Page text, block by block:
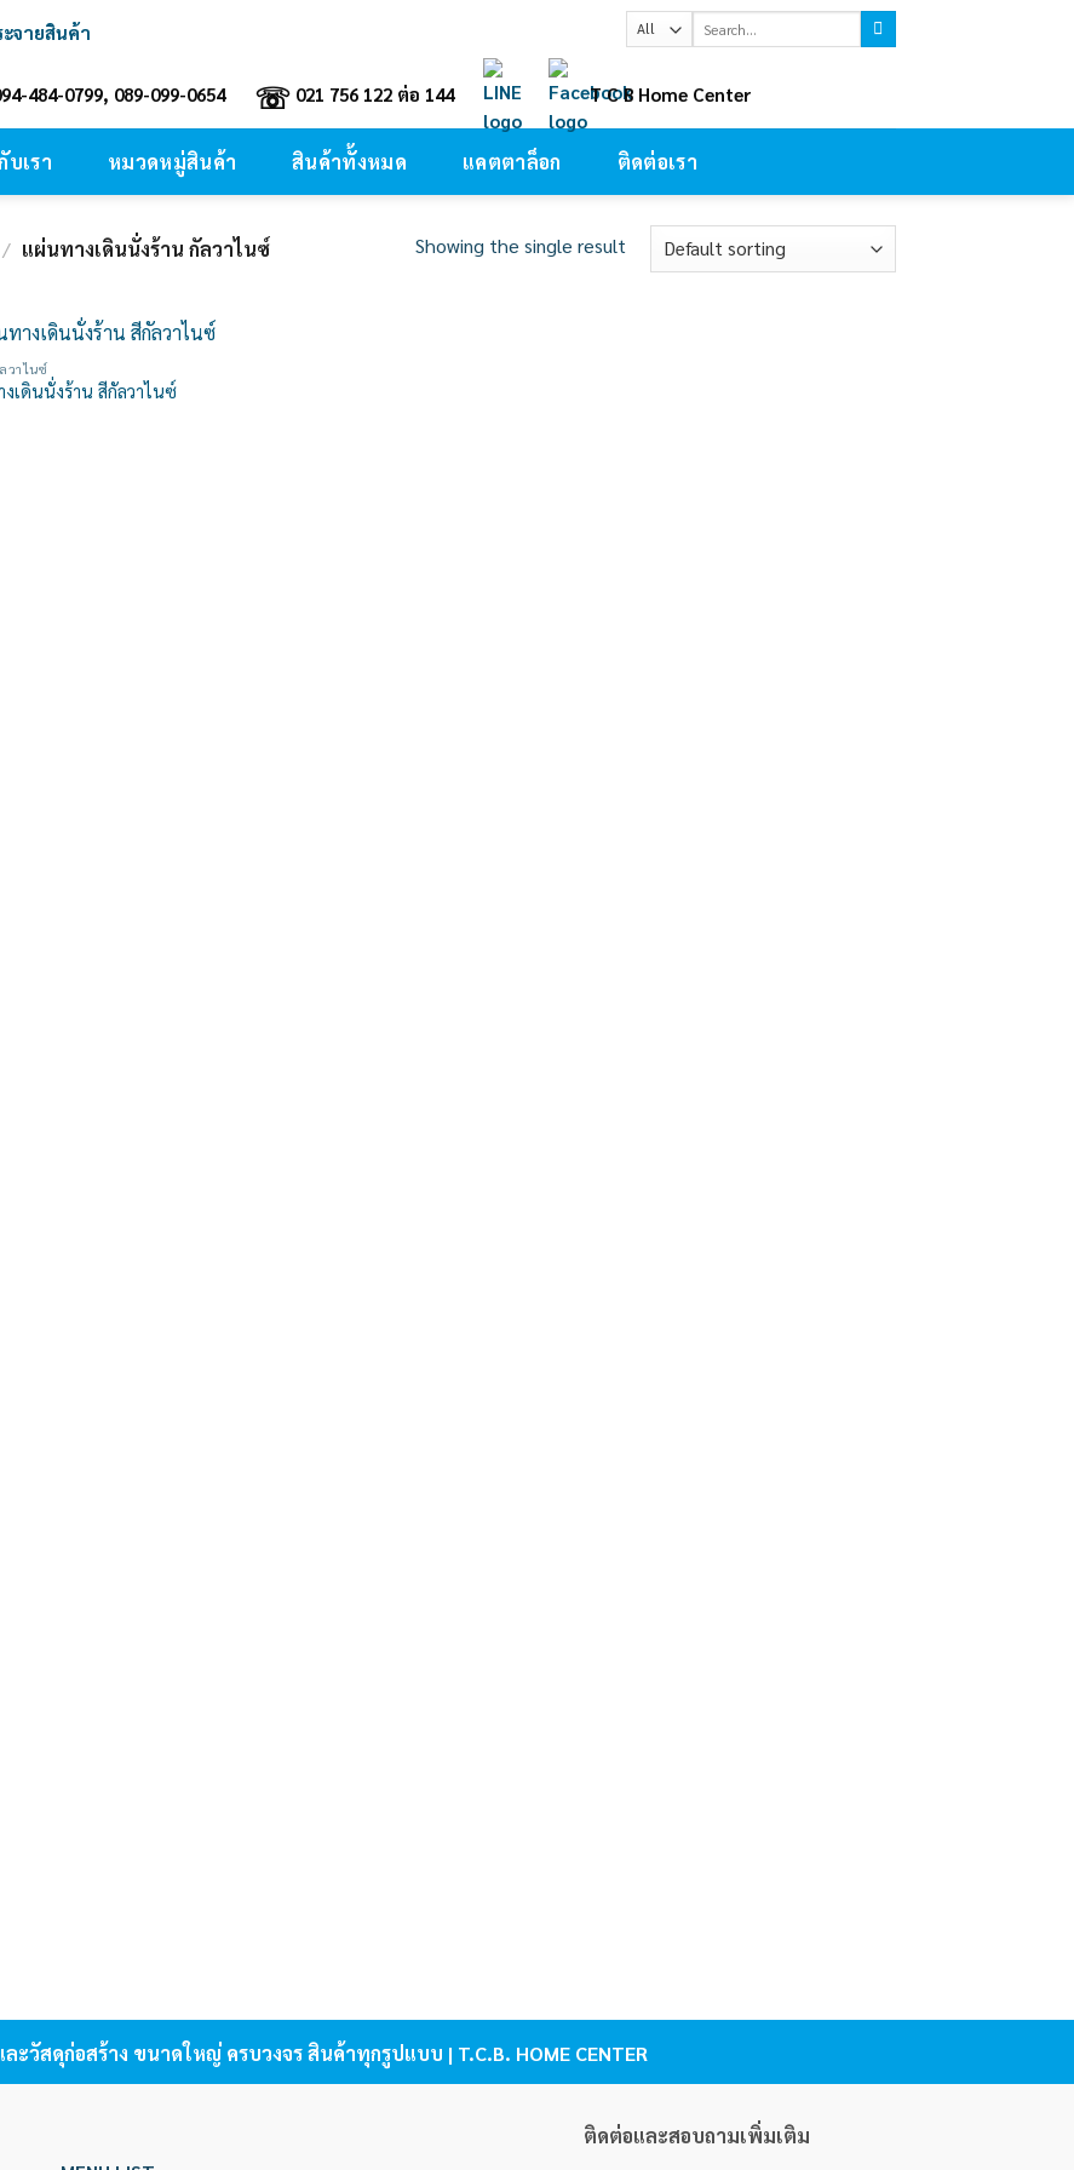
จายสินค้า
for:
484-0799, 089-099-0654 ☏ 021 756 122 ต่อ 144 ㅤT C B Home Center
บเรา หมวดหมู่สินค้า สินค้าทั้งหมด แคตตาล็อก ติดต่อเรา
/ แผ่นทางเดินนั่งร้าน กัลวาไนซ์ Showing the single result
วาไนซ์
เดินนั่งร้าน สีกัลวาไนซ์
ะวัสดุก่อสร้าง ขนาดใหญ่ ครบวงจร สินค้าทุกรูปแบบ | T.C.B. HOME CENTER
ติดต่อและสอบถามเพิ่มเติม